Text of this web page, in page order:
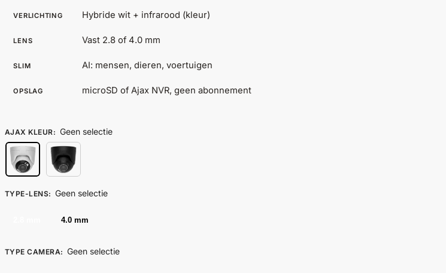
VERLICHTING Hybride wit + infrarood (kleur)
LENS Vast 2.8 of 4.0 mm
SLIM AI: mensen, dieren, voertuigen
OPSLAG microSD of Ajax NVR, geen abonnement
AJAX KLEUR: Geen selectie
TYPE-LENS: Geen selectie
4.0 mm
TYPE CAMERA: Geen selectie